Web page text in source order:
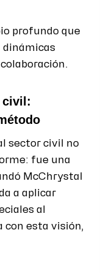
profundo que
dinámicas
civil:
sector civil no
fue una
McChrystal
a aplicar
al
con esta visión,